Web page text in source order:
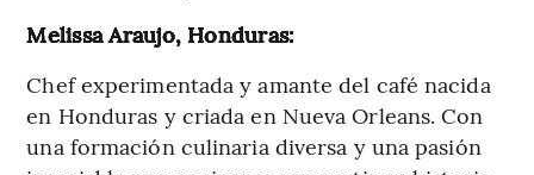
Melissa Araujo, Honduras:
Chef experimentada y amante del café nacida
en Honduras y criada en Nueva Orleans. Con
una formación culinaria diversa y una pasión